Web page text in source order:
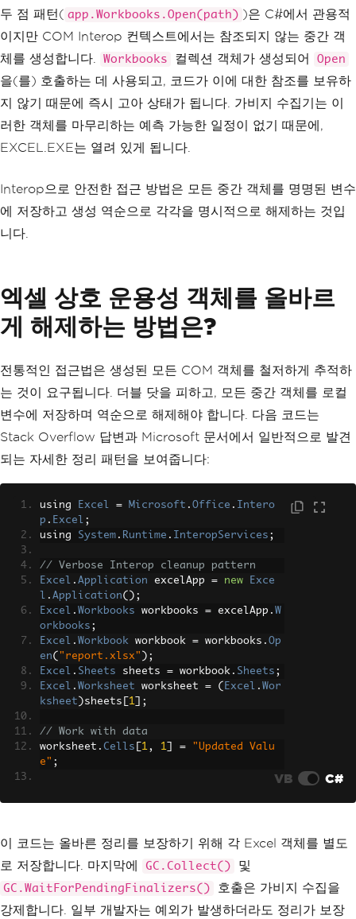
두 점 패턴( app.Workbooks.Open(path) )은 C#에서 관용적
이지만 COM Interop 컨텍스트에서는 참조되지 않는 중간 객
체를 생성합니다.
Workbooks 컬렉션 객체가 생성되어 Open
을(를) 호출하는 데 사용되고, 코드가 이에 대한 참조를 보유하
지 않기 때문에 즉시 고아 상태가 됩니다. 가비지 수집기는 이
러한 객체를 마무리하는 예측 가능한 일정이 없기 때문에,
EXCEL.EXE는 열려 있게 됩니다.
Interop으로 안전한 접근 방법은 모든 중간 객체를 명명된 변수
에 저장하고 생성 역순으로 각각을 명시적으로 해제하는 것입
니다.
엑셀 상호 운용성 객체를 올바르
게 해제하는 방법은?
전통적인 접근법은 생성된 모든 COM 객체를 철저하게 추적하
는 것이 요구됩니다. 더블 닷을 피하고, 모든 중간 객체를 로컬
변수에 저장하며 역순으로 해제해야 합니다. 다음 코드는
Stack Overflow 답변과 Microsoft 문서에서 일반적으로 발견
되는 자세한 정리 패턴을 보여줍니다:
using Excel = Microsoft . Office . Intero
p . Excel ;
using System . Runtime . InteropServices ;
// Verbose Interop cleanup pattern
Excel . Application excelApp = new
Exce
l . Application();
Excel . Workbooks workbooks = excelApp . W
orkbooks ;
Excel . Workbook workbook = workbooks . Op
en( "report.xlsx" );
Excel . Sheets sheets = workbook . Sheets ;
Excel . Worksheet worksheet = ( Excel . Wor
ksheet )sheets 1 ];
// Work with data
worksheet . Cells 1, 1 =
"Updated Valu
e" ;
excelApp. Quit ();
Marshal .ReleaseComObject(worksheet
Marshal
ReleaseComObject (sheets);
ReleaseComObject workbook
Marshal .ReleaseComObject(workbooks);
VB C#
이 코드는 올바른 정리를 보장하기 위해 각 Excel 객체를 별도
로 저장합니다. 마지막에
GC.Collect() 및
GC.WaitForPendingFinalizers()
호출은 가비지 수집을
강제합니다. 일부 개발자는 예외가 발생하더라도 정리가 보장